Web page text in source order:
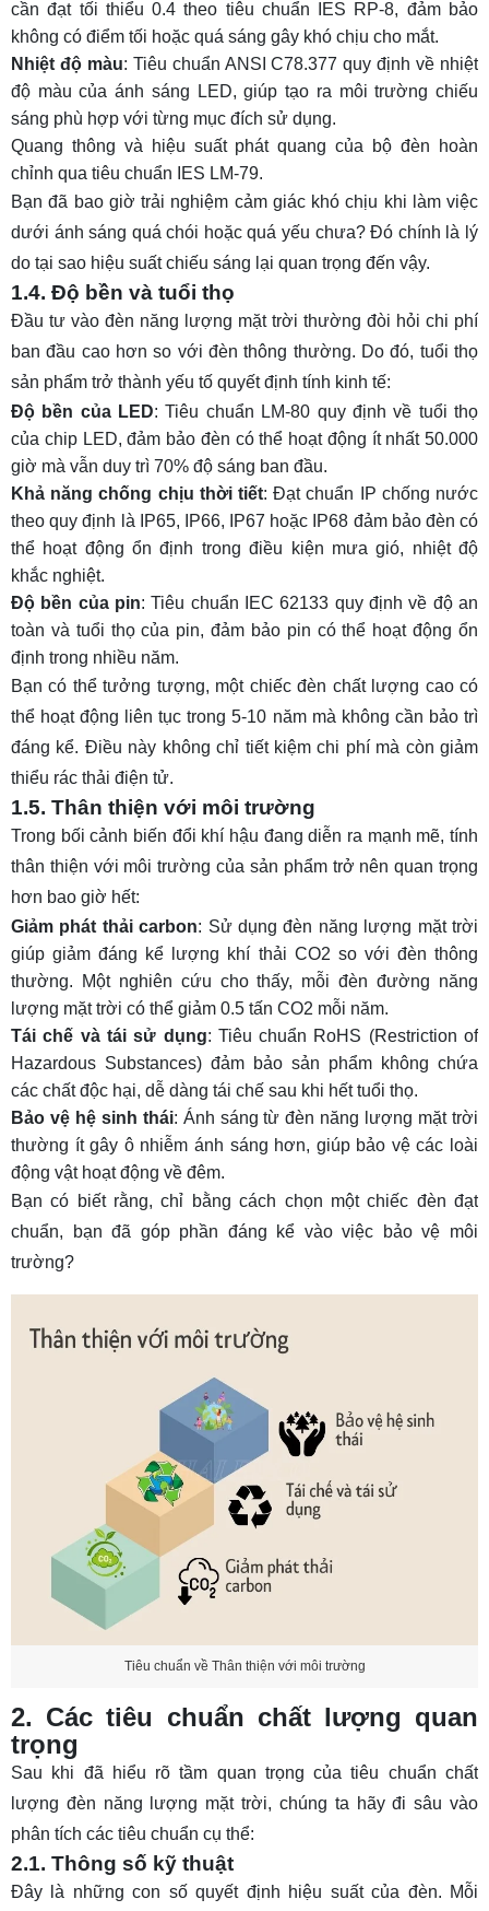
cần đạt tối thiểu 0.4 theo tiêu chuẩn IES RP-8, đảm bảo
không có điểm tối hoặc quá sáng gây khó chịu cho mắt.
Nhiệt độ màu: Tiêu chuẩn ANSI C78.377 quy định về nhiệt
độ màu của ánh sáng LED, giúp tạo ra môi trường chiếu
sáng phù hợp với từng mục đích sử dụng.
Quang thông và hiệu suất phát quang của bộ đèn hoàn
chỉnh qua tiêu chuẩn IES LM-79.
Bạn đã bao giờ trải nghiệm cảm giác khó chịu khi làm việc
dưới ánh sáng quá chói hoặc quá yếu chưa? Đó chính là lý
do tại sao hiệu suất chiếu sáng lại quan trọng đến vậy.
1.4. Độ bền và tuổi thọ
Đầu tư vào đèn năng lượng mặt trời thường đòi hỏi chi phí
ban đầu cao hơn so với đèn thông thường. Do đó, tuổi thọ
sản phẩm trở thành yếu tố quyết định tính kinh tế:
Độ bền của LED:Tiêu chuẩn LM-80 quy định về tuổi thọ
của chip LED, đảm bảo đèn có thể hoạt động ít nhất 50.000
giờ mà vẫn duy trì 70% độ sáng ban đầu.
Khả năng chống chịu thời tiết: Đạt chuẩn
IP chống nước
theo quy định là IP65, IP66, IP67 hoặc IP68 đảm bảo đèn có
thể hoạt động ổn định trong điều kiện mưa gió, nhiệt độ
khắc nghiệt.
Độ bền của pin: Tiêu chuẩn IEC 62133 quy định về độ an
toàn và tuổi thọ của pin, đảm bảo pin có thể hoạt động ổn
định trong nhiều năm.
Bạn có thể tưởng tượng, một chiếc đèn chất lượng cao có
thể hoạt động liên tục trong 5-10 năm mà không cần bảo trì
đáng kể. Điều này không chỉ tiết kiệm chi phí mà còn giảm
thiểu rác thải điện tử.
1.5. Thân thiện với môi trường
Trong bối cảnh biến đổi khí hậu đang diễn ra mạnh mẽ, tính
thân thiện với môi trường của sản phẩm trở nên quan trọng
hơn bao giờ hết:
Giảm phát thải carbon: Sử dụng đèn năng lượng mặt trời
giúp giảm đáng kể lượng khí thải CO2 so với đèn thông
thường. Một nghiên cứu cho thấy, mỗiđèn đường năng
lượng mặt trời có thể giảm 0.5 tấn CO2 mỗi năm.
Tái chế và tái sử dụng: Tiêu chuẩn RoHS (Restriction of
Hazardous Substances) đảm bảo sản phẩm không chứa
các chất độc hại, dễ dàng tái chế sau khi hết tuổi thọ.
Bảo vệ hệ sinh thái: Ánh sáng từ đèn năng lượng mặt trời
thường ít gây ô nhiễm ánh sáng hơn, giúp bảo vệ các loài
động vật hoạt động về đêm.
Bạn có biết rằng, chỉ bằng cách chọn một chiếc đèn đạt
chuẩn, bạn đã góp phần đáng kể vào việc bảo vệ môi
trường?
Tiêu chuẩn về Thân thiện với môi trường
2. Các tiêu chuẩn chất lượng quan
trọng
Sau khi đã hiểu rõ tầm quan trọng của tiêu chuẩn chất
lượng đèn năng lượng mặt trời, chúng ta hãy đi sâu vào
phân tích các tiêu chuẩn cụ thể:
2.1. Thông số kỹ thuật
Đây là những con số quyết định hiệu suất của đèn. Mỗi